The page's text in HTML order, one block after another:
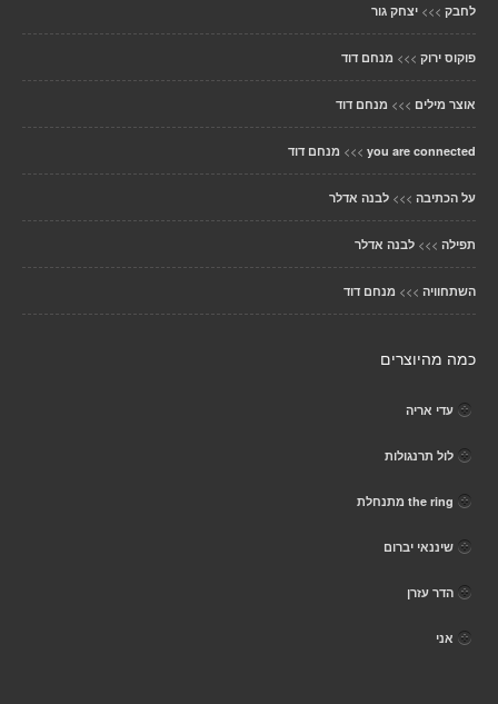
לחבק >>> יצחק גור
פוקוס ירוק >>> מנחם דוד
אוצר מילים >>> מנחם דוד
you are connected
>>> מנחם דוד
על הכתיבה >>> לבנה אדלר
תפילה >>> לבנה אדלר
השתחוויה >>> מנחם דוד
כמה מהיוצרים
עדי אריה
לול תרנגולות
the ring מתנחלת
שיננאי יברום
הדר עזרן
אני